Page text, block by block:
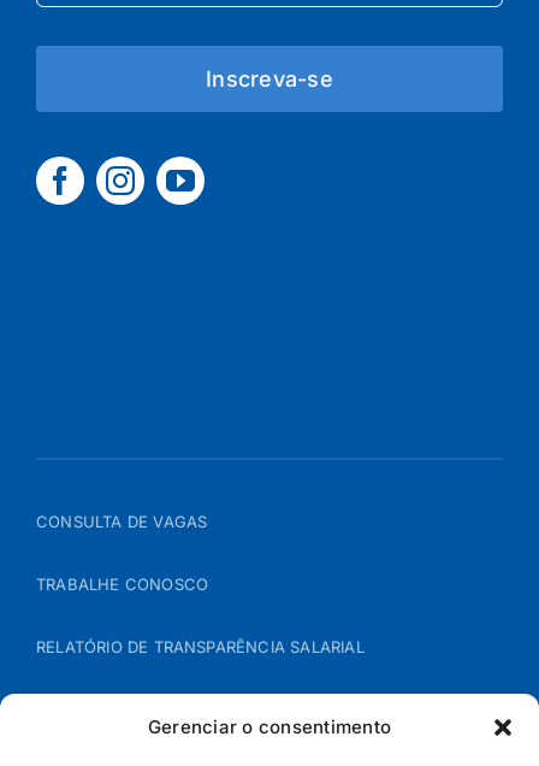
Gerenciar o consentimento
Inscreva-se
CONSULTA DE VAGAS
TRABALHE CONOSCO
RELATÓRIO DE TRANSPARÊNCIA SALARIAL